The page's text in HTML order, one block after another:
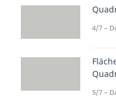
4/7 –
5/7 –